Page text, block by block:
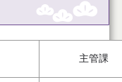
主管課